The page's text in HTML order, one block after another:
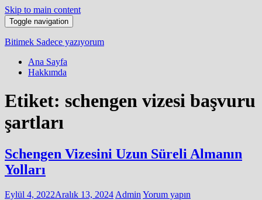
Skip to main content
Toggle navigation
Bitimek Sadece yazıyorum
Ana Sayfa
Hakkımda
Etiket: schengen vizesi başvuru
şartları
Schengen Vizesini Uzun Süreli Almanın
Yolları
Eylül 4, 2022Aralık 13, 2024 Admin Yorum yapın